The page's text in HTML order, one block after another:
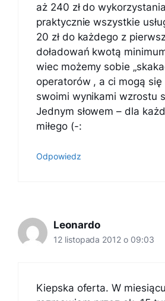
aż 240 zł do
praktycznie wszystkie
20 zł do każdego z
doładowań kwotą
wiec możemy sobie
operatorów , a ci mogą się
swoimi wynikami wzrostu
Jednym słowem – dla
miłego (-:
Odpowiedz
Leonardo
12 listopada 2012 o 09:03
Kiepska oferta. W